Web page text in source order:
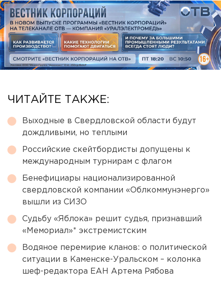
ЧИТАЙТЕ ТАКЖЕ:
Выходные в Свердловской области будут
дождливыми, но теплыми
Российские скейтбордисты допущены к
международным турнирам с флагом
Бенефициары национализированной
свердловской компании «Облкоммунэнерго»
вышли из СИЗО
Судьбу «Яблока» решит судья, признавший
«Мемориал»* экстремистским
Водяное перемирие кланов: о политической
ситуации в Каменске-Уральском – колонка
шеф-редактора ЕАН Артема Рябова